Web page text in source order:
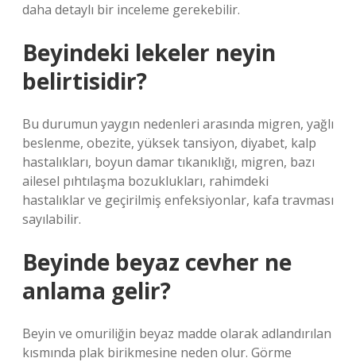
daha detaylı bir inceleme gerekebilir.
Beyindeki lekeler neyin
belirtisidir?
Bu durumun yaygın nedenleri arasında migren, yağlı
beslenme, obezite, yüksek tansiyon, diyabet, kalp
hastalıkları, boyun damar tıkanıklığı, migren, bazı
ailesel pıhtılaşma bozuklukları, rahimdeki
hastalıklar ve geçirilmiş enfeksiyonlar, kafa travması
sayılabilir.
Beyinde beyaz cevher ne
anlama gelir?
Beyin ve omuriliğin beyaz madde olarak adlandırılan
kısmında plak birikmesine neden olur. Görme